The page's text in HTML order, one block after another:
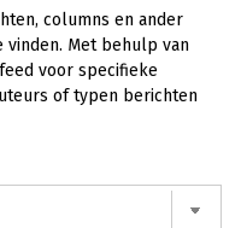
columns en ander
vinden. Met behulp van
voor specifieke
of typen berichten